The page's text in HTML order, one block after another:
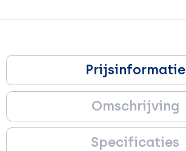
Prijsinformatie
Omschrijving
Specificaties